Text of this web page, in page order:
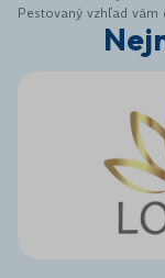
Pestovaný vzhľad
vám môže pomôcť
osobnom živote.
zázraky, ale snaží sa
ponúknuť možnosti a
vyzerať a dobre sa
svoje starosti, zmeniť